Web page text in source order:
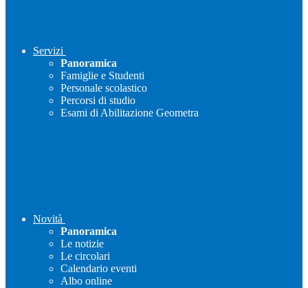
Servizi
Panoramica
Famiglie e Studenti
Personale scolastico
Percorsi di studio
Esami di Abilitazione Geometra
Novità
Panoramica
Le notizie
Le circolari
Calendario eventi
Albo online